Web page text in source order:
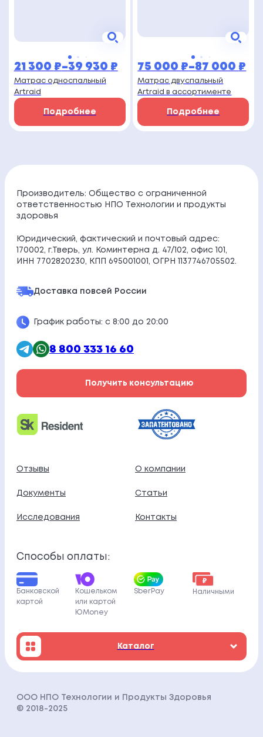
21 300 ₽–39 930 ₽
цен:
300 ₽
Матрас односпальный
Artraid
Подробнее
75 000 ₽–87 000 ₽
цен:
000 ₽
Матрас двуспальный
Artraid в ассортименте
Подробнее
Производитель: Общество с ограниченной
ответственностью НПО Технологии и продукты
здоровья
Юридический, фактический и почтовый адрес:
170002, г.Тверь, ул. Коминтерна д. 47/102, офис 101,
ИНН 7702820230, КПП 695001001, ОГРН 1137746705502.
Доставка повсей России
График работы: с 8:00 до 20:00
8 800 333 16 60
Получить консультацию
Отзывы О компании
Документы Статьи
Исследования Контакты
Способы оплаты:
Банковской
картой
Кошельком
или картой
ЮMoney
SberPay Наличными
Каталог
ООО НПО Технологии и Продукты Здоровья
© 2018-2025